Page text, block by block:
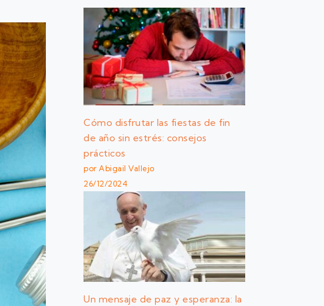
Cómo disfrutar las fiestas de fin
de año sin estrés: consejos
prácticos
por Abigail Vallejo
26/12/2024
Un mensaje de paz y esperanza: la